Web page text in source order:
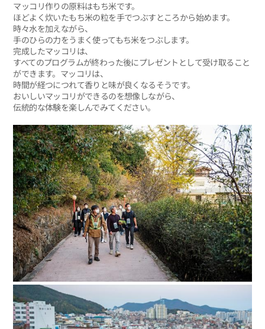
マッコリ作りの原料はもち米です。
ほどよく炊いたもち米の粒を手でつぶすところから始めます。
時々水を加えながら、
手のひらの力をうまく使ってもち米をつぶします。
完成したマッコリは、
すべてのプログラムが終わった後にプレゼントとして受け取ること
ができます。マッコリは、
時間が経つにつれて香りと味が良くなるそうです。
おいしいマッコリができるのを想像しながら、
伝統的な体験を楽しんでみてください。